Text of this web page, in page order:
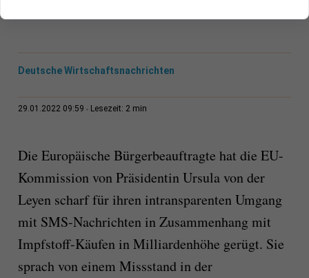
Deutsche Wirtschaftsnachrichten
29.01.2022 09:59 Lesezeit: 2 min
Die Europäische Bürgerbeauftragte hat die EU-
Kommission von Präsidentin Ursula von der
Leyen scharf für ihren intransparenten Umgang
mit SMS-Nachrichten in Zusammenhang mit
Impfstoff-Käufen in Milliardenhöhe gerügt. Sie
sprach von einem Missstand in der